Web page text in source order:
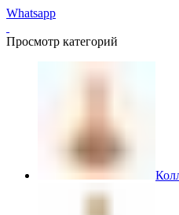
Whatsapp
Просмотр категорий